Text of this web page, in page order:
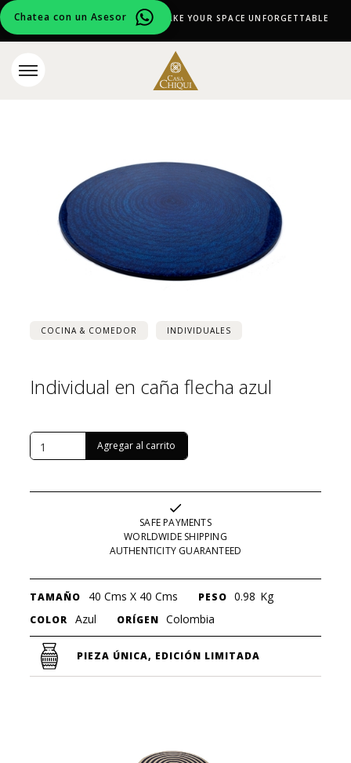
Chatea con un Asesor
CURATED DESIGN PIECES TO MAKE YOUR SPACE UNFORGETTABLE
COCINA & COMEDOR INDIVIDUALES
Individual en caña flecha azul
SAFE PAYMENTS
WORLDWIDE SHIPPING
AUTHENTICITY GUARANTEED
TAMAÑO 40 Cms X 40 Cms PESO 0.98 Kg
COLOR Azul ORÍGEN Colombia
PIEZA ÚNICA, EDICIÓN LIMITADA